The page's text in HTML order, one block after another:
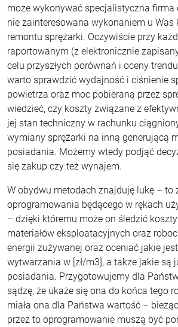
może wykonywać specjalistyczna firma
nie zainteresowana wykonaniem u Was
remontu sprężarki. Oczywiście przy
raportowanym (z elektronicznie
celu przyszłych porównań i oceny
warto sprawdzić wydajność i ciśnienie
powietrza oraz moc pobieraną przez
wiedzieć, czy koszty związane z
jej stan techniczny w rachunku
wymiany sprężarki na inną generującą
posiadania. Możemy wtedy podjąć
się zakup czy też wynajem.
W obydwu metodach znajduję lukę – to
oprogramowania będącego w rękach
– dzięki któremu może on śledzić
materiałów eksploatacyjnych oraz
energii zużywanej oraz oceniać jakie
wytwarzania w [zł/m3], a także jakie są
posiadania. Przygotowujemy dla
sądzę, że ukaże się ona do końca tego
miała ona dla Państwa wartość –
przez to oprogramowanie muszą być